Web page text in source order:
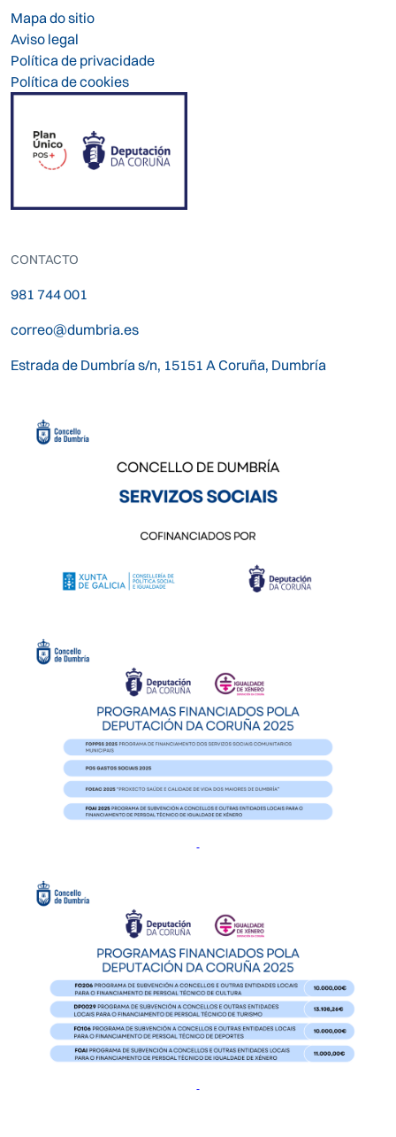
Mapa do sitio
Aviso legal
Política de privacidade
Política de cookies
CONTACTO
981 744 001
correo@dumbria.es
Estrada de Dumbría s/n, 15151 A Coruña, Dumbría